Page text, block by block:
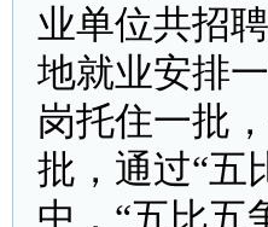
业单位共招
地就业安排
岗托住一批
批，通过“五
中，“五比五